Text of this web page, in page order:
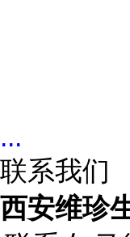
...
联系我们
西安维珍